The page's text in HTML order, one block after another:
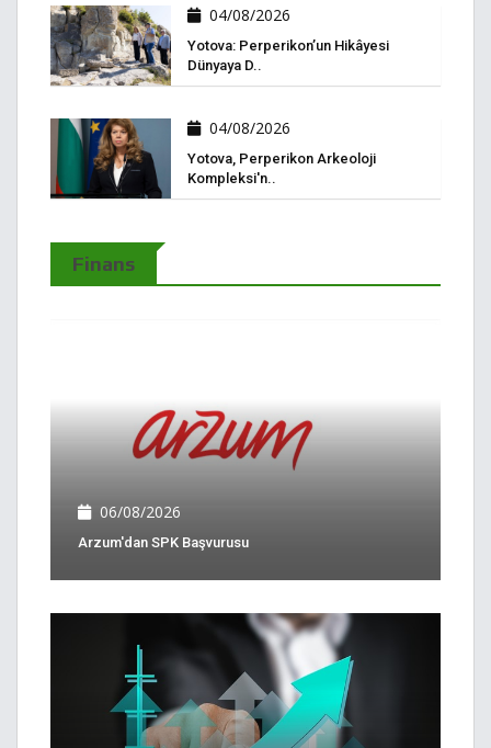
04/08/2026
Yotova: Perperikon’un Hikâyesi
Dünyaya D..
04/08/2026
Yotova, Perperikon Arkeoloji
Kompleksi'n..
Finans
06/08/2026
Arzum'dan SPK Başvurusu